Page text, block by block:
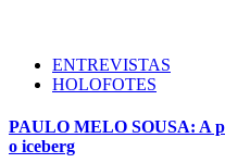
ENTREVISTAS
HOLOFOTES
PAULO MELO SOUSA: A
o iceberg